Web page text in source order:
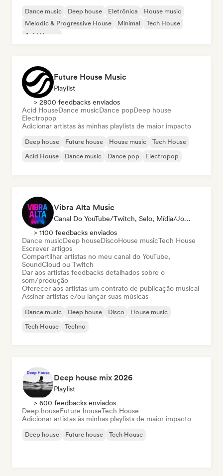
Dance music Deep house Eletrônica
House music
Melodic & Progressive House
Minimal
Tech House
Acid House
Future House Music
Playlist
> 2800 feedbacks enviados
Acid HouseDance musicDance popDeep house
Electropop
Adicionar artistas às minhas playlists de maior impacto
Deep house Future house House music
Tech House
Acid House
Dance music Dance pop Electropop
Vibra Alta Music
Canal Do YouTube/Twitch, Selo, Mídia/Jornalista, Editora, Especialista Em Som
> 1100 feedbacks enviados
Dance musicDeep houseDiscoHouse musicTech House
Escrever artigos
Compartilhar artistas no meu canal do YouTube,
SoundCloud ou Twitch
Dar aos artistas feedbacks detalhados sobre o
som/produção
Oferecer aos artistas um contrato de publicação musical
Assinar artistas e/ou lançar suas músicas
Dance music Deep house Disco
House music
Tech House
Techno
Deep house mix 2026
Playlist
> 600 feedbacks enviados
Deep houseFuture houseTech House
Adicionar artistas às minhas playlists de maior impacto
Deep house Future house Tech House